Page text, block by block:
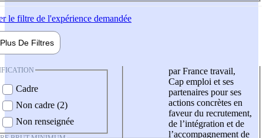
le filtre de l'expérience demandée
Plus De Filtres
Cadre
Non cadre (2)
Non renseignée
par France travail,
Cap emploi et ses
partenaires pour ses
actions concrètes en
faveur du recrutement,
de l’intégration et de
l’accompagnement de